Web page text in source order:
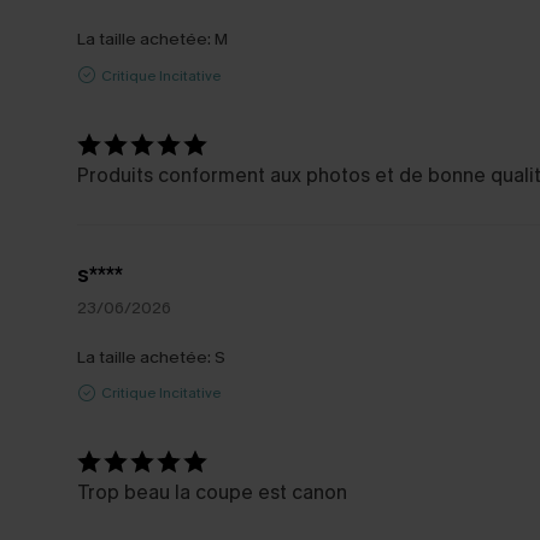
La taille achetée: M
Critique Incitative
Produits conforment aux photos et de bonne
s****
23/06/2026
La taille achetée: S
Critique Incitative
Trop beau la coupe est canon